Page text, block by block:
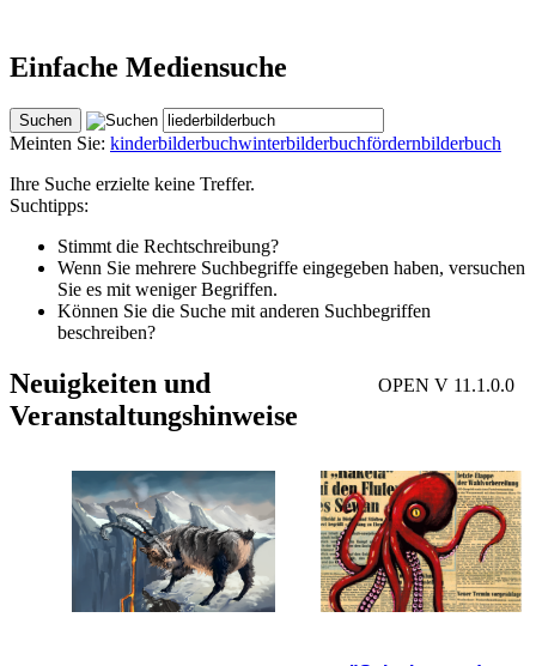
Einfache Mediensuche
Meinten Sie: kinderbilderbuchwinterbilderbuchfördernbilderbuch
Ihre Suche erzielte keine Treffer.
Suchtipps:
Stimmt die Rechtschreibung?
Wenn Sie mehrere Suchbegriffe eingegeben haben, versuchen
Sie es mit weniger Begriffen.
Können Sie die Suche mit anderen Suchbegriffen
beschreiben?
OPEN V 11.1.0.0
Neuigkeiten und
Veranstaltungshinweise